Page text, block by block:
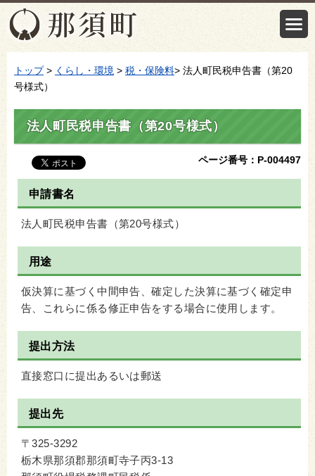
トップ> くらし・環境 > 税・保険料> 法人町民税申告書（第20
号様式）
法人町民税申告書（第20号様式）
ページ番号：P-004497
申請書名
法人町民税申告書（第20号様式）
用途
仮決算に基づく中間申告、確定した決算に基づく確定申
告、これらに係る修正申告をする場合に使用します。
提出方法
直接窓口に提出あるいは郵送
提出先
〒325-3292
栃木県那須郡那須町寺子丙3-13